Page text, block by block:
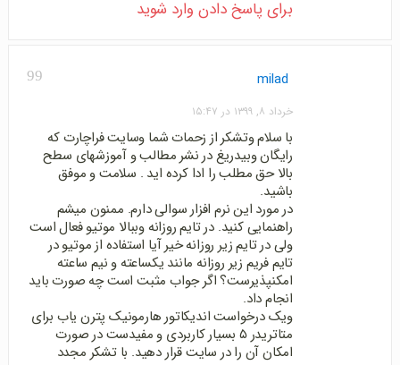
برای پاسخ دادن وارد شوید
99 milad
خرداد ۸, ۱۳۹۹ در ۱۵:۴۷
با سلام وتشکر از زحمات شما وسایت فراچارت که
رایگان وبیدریغ در نشر مطالب و آموزشهای سطح
بالا حق مطلب را ادا کرده اید . سلامت و موفق
باشید.
در مورد این نرم افزار سوالی دارم. ممنون میشم
راهنمایی کنید. در تایم روزانه وببالا موتیو فعال است
ولی در تایم زیر روزانه خیر آیا استفاده از موتیو در
تایم فریم زیر روزانه مانند یکساعته و نیم ساعته
امکنپذیرست؟ اگر جواب مثبت است چه صورت باید
انجام داد.
ویک درخواست اندیکاتور هارمونیک پترن یاب برای
متاتریدر ۵ بسیار کاربردی و مفیدست در صورت
امکان آن را در سایت قرار دهید. با تشکر مجدد